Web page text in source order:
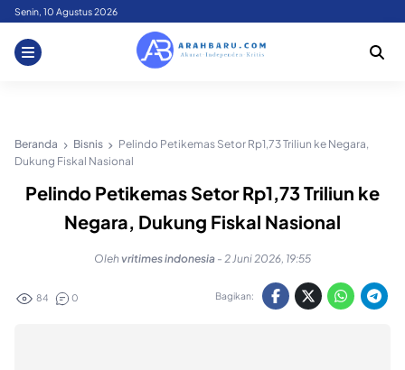
Skip
content
Senin, 10 Agustus 2026
Beranda Bisnis
Pelindo Petikemas Setor Rp1,73 Triliun ke Negara,
Dukung Fiskal Nasional
Pelindo Petikemas Setor Rp1,73 Triliun ke
Negara, Dukung Fiskal Nasional
Oleh vritimes indonesia - 2 Juni 2026, 19:55
84 0 Bagikan: